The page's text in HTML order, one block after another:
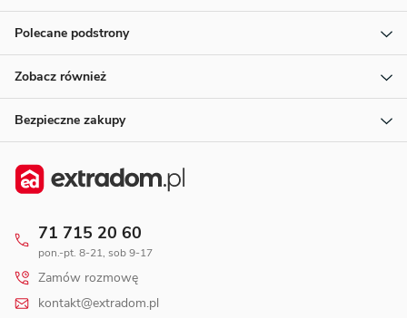
Polecane podstrony
Zobacz również
Bezpieczne zakupy
71 715 20 60
pon.-pt. 8-21, sob 9-17
Zamów rozmowę
kontakt@extradom.pl